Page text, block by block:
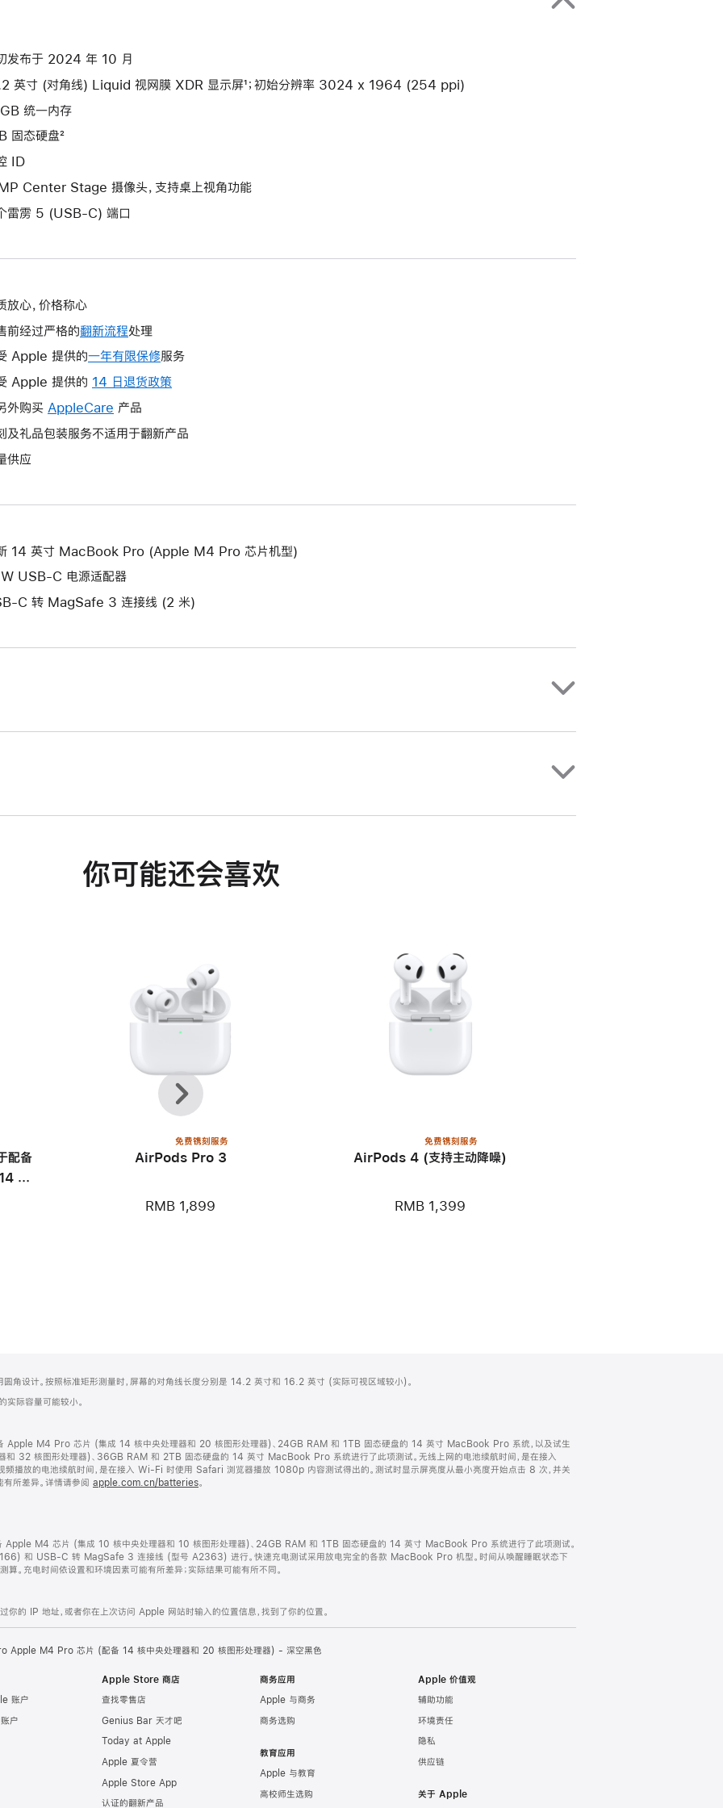
发布于 2024 年 10 月
英寸 (对角线) Liquid 视网膜 XDR 显示屏¹；初始分辨率 3024 x 1964 (254 ppi)
统一内存
固态硬盘²
ID
Center Stage 摄像头，支持桌上视角功能
雷雳 5 (USB-C) 端口
放心，价格称心
前经过严格的翻新流程处理
Apple 提供的一年有限保修此
操
打
服务
Apple 提供的 14 日退货政策
将
新
口。
外购买 AppleCare 此
操
开
的
窗
产品
及礼品包装服务不适用于翻新产品
供应
14 英寸 MacBook Pro (Apple M4 Pro 芯片机型)
USB-C 电源适配器
C 转 MagSafe 3 连接线 (2 米)
你可能还会喜欢
配备
英
免费镌刻服务
AirPods Pro 3
RMB 1,899
免费镌刻服务
AirPods 4 (支持主动降噪)
RMB 1,399
上
一
个
下
一
个
设计。按照标准矩形测量时，屏幕的对角线长度分别是 14.2 英寸和 16.2 英寸 (实际可视区域较小)。
际容量可能较小。
M4 Pro 芯片 (集成 14 核中央处理器和 20 核图形处理器)、24GB RAM 和 1TB 固态硬盘的 14 英寸 MacBook Pro 系统，以及试生
32 核图形处理器)、36GB RAM 和 2TB 固态硬盘的 14 英寸 MacBook Pro 系统进行了此项测试。无线上网的电池续航时间，是在接入
播放的电池续航时间，是在接入 Wi-Fi 时使用 Safari 浏览器播放 1080p 内容测试得出的。测试时显示屏亮度从最小亮度开始点击 8 次，并关
所差异。详情请参阅 apple.com.cn/batteries。
M4 芯片 (集成 10 核中央处理器和 10 核图形处理器)、24GB RAM 和 1TB 固态硬盘的 14 英寸 MacBook Pro 系统进行了此项测试。
和 USB-C 转 MagSafe 3 连接线 (型号 A2363) 进行。快速充电测试采用放电完全的各款 MacBook Pro 机型。时间从唤醒睡眠状态下
。充电时间依设置和环境因素可能有所差异；实际结果可能有所不同。
你的 IP 地址，或者你在上次访问 Apple 网站时输入的位置信息，找到了你的位置。
Apple M4 Pro 芯片 (配备 14 核中央处理器和 20 核图形处理器) - 深空黑色
账户
户
Apple Store 商店
查找零售店
Genius Bar 天才吧
Today at Apple
Apple 夏令营
Apple Store App
认证的翻新产品
商务应用
Apple 与商务
商务选购
教育应用
Apple 与教育
高校师生选购
Apple 价值观
辅助功能
环境责任
隐私
供应链
关于 Apple